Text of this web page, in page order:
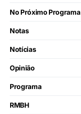
No Próximo Programa
Notas
Notícias
Opinião
Programa
RMBH